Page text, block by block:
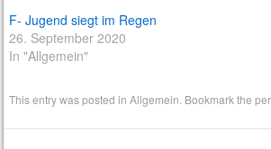
F- Jugend siegt im Regen
26. September 2020
In "Allgemein"
This entry was posted inAllgemein . Bookmark the